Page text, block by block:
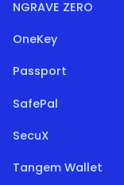
NGRAVE ZERO
OneKey
Passport
SafePal
SecuX
Tangem Wallet